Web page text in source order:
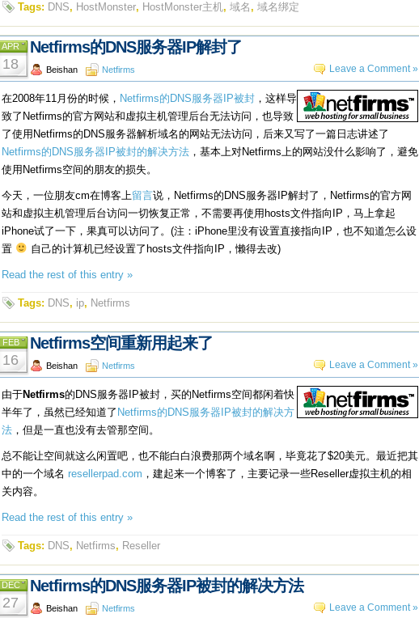
Tags: DNS, HostMonster, HostMonster主机, 域名, 域名绑定
APR
18
Netfirms的DNS服务器IP解封了
Beishan Netfirms Leave a Comment »
在2008年11月份的时候， Netfirms的DNS服务器IP被封 ，这样导
致了Netfirms的官方网站和虚拟主机管理后台无法访问，也导致
了使用Netfirms的DNS服务器解析域名的网站无法访问，后来又写了一篇日志讲述了
Netfirms的DNS服务器IP被封的解决方法 ，基本上对Netfirms上的网站没什么影响了，避免
使用Netfirms空间的朋友的损失。
今天，一位朋友cm在博客上留言说，Netfirms的DNS服务器IP解封了，Netfirms的官方网
站和虚拟主机管理后台访问一切恢复正常，不需要再使用hosts文件指向IP，马上拿起
iPhone试了一下，果真可以访问了。(注：iPhone里没有设置直接指向IP，也不知道怎么设
置
自己的计算机已经设置了hosts文件指向IP，懒得去改)
Read the rest of this entry »
Tags: DNS, ip, Netfirms
FEB
16
Netfirms空间重新用起来了
Beishan Netfirms Leave a Comment »
由于Netfirms的DNS服务器IP被封，买的Netfirms空间都闲着快
半年了，虽然已经知道了 Netfirms的DNS服务器IP被封的解决方
法 ，但是一直也没有去管那空间。
总不能让空间就这么闲置吧，也不能白白浪费那两个域名啊，毕竟花了$20美元。最近把其
中的一个域名 resellerpad.com ，建起来一个博客了，主要记录一些Reseller虚拟主机的相
关内容。
Read the rest of this entry »
Tags: DNS, Netfirms, Reseller
DEC
27
Netfirms的DNS服务器IP被封的解决方法
Beishan Netfirms Leave a Comment »